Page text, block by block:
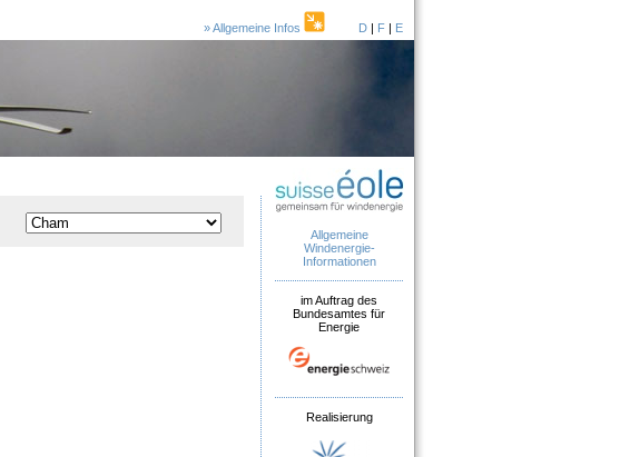
» Allgemeine Infos D | F | E
Allgemeine
Windenergie-
Informationen
im Auftrag des
Bundesamtes für
Energie
Realisierung